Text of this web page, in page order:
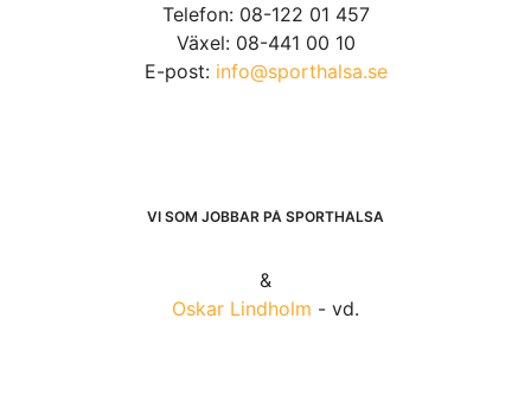
Telefon: 08-122 01 457
Växel: 08-441 00 10
E-post: info@sporthalsa.se
VI SOM JOBBAR PÅ SPORTHÄLSA
&
Oskar Lindholm - vd.